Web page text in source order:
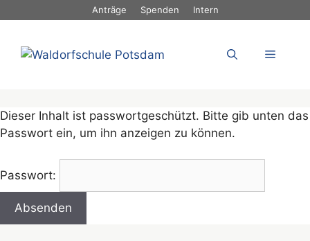
Anträge Spenden Intern
Dieser Inhalt ist passwortgeschützt. Bitte gib unten das
Passwort ein, um ihn anzeigen zu können.
Passwort: